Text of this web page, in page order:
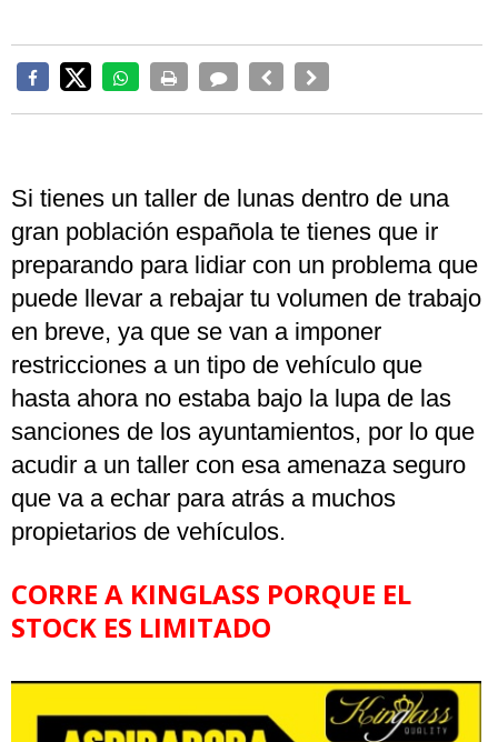
Si tienes un taller de lunas dentro de una
gran población española te tienes que ir
preparando para lidiar con un problema que
puede llevar a rebajar tu volumen de trabajo
en breve, ya que se van a imponer
restricciones a un tipo de vehículo que
hasta ahora no estaba bajo la lupa de las
sanciones de los ayuntamientos, por lo que
acudir a un taller con esa amenaza seguro
que va a echar para atrás a muchos
propietarios de vehículos.
CORRE A KINGLASS PORQUE EL
STOCK ES LIMITADO